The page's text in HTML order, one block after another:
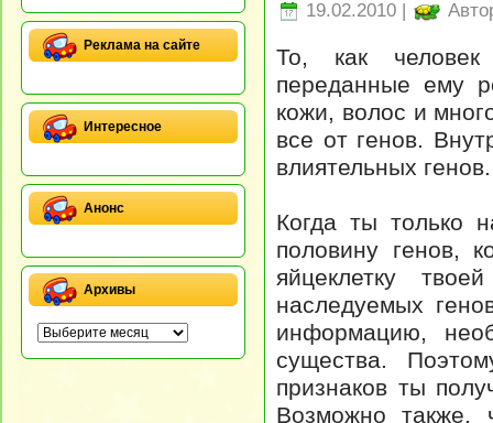
Реклама на сайте
Интересное
Анонс
Архивы
19.02.2010 |
То, как человек
переданные ему
кожи, волос и
все от генов.
влиятельных генов.
Когда ты только
половину генов,
яйцеклетку
наследуемых
информацию,
существа.
признаков ты
Возможно также,